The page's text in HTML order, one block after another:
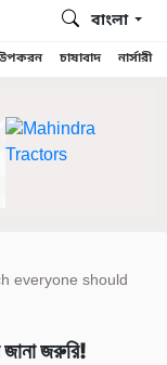
চাষাবাদ নার্সারী
বাংলা
everyone should
জানা জরুরি!